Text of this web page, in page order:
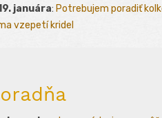
januára: Potrebujem poradiť
vzepetí kridel